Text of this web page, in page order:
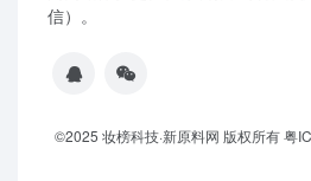
信）。
©2025 妆榜科技·新原料网 版权所有 粤